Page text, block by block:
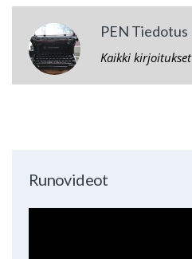
PEN Tiedotus
Kaikki kirjoitukset
Runovideot